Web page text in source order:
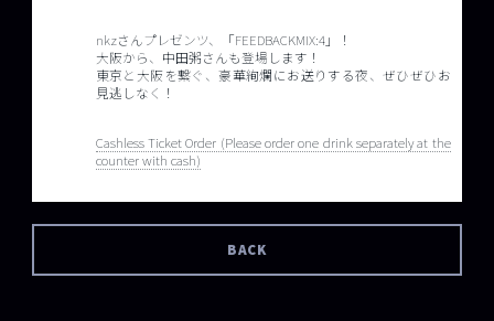
nkzさんプレゼンツ、「FEEDBACKMIX:4」！
大阪から、中田粥さんも登場します！
東京と大阪を繋ぐ、豪華絢爛にお送りする夜、ぜひぜひお
見逃しなく！
Cashless Ticket Order (Please order one drink separately at the
counter with cash)
BACK